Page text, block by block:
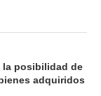
la posibilidad de
adquiridos